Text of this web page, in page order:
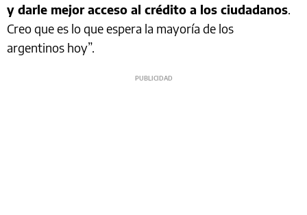
y darle mejor acceso al crédito a los ciudadanos.
Creo que es lo que espera la mayoría de los
argentinos hoy”.